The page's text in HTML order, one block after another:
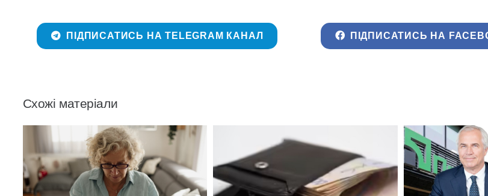
ПІДПИСАТИСЬ НА TELEGRAM КАНАЛ ПІДПИСАТИСЬ НА
Схожі матеріали